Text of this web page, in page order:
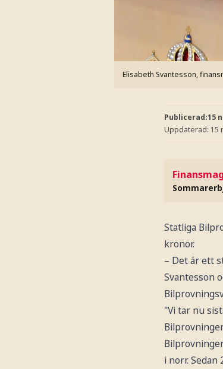
Elisabeth Svantesson,
Publicerad:15
Uppdaterad: 15
Statliga
kronor.
– Det är ett
Svantesson
"Vi tar nu
i norr.